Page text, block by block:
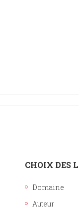
CHOIX DES
Domaine
Auteur